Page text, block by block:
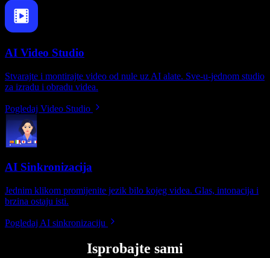
AI Video Studio
Stvarajte i montirajte video od nule uz AI alate. Sve-u-jednom studio
za izradu i obradu videa.
Pogledaj Video Studio
AI Sinkronizacija
Jednim klikom promijenite jezik bilo kojeg videa. Glas, intonacija i
brzina ostaju isti.
Pogledaj AI sinkronizaciju
Isprobajte sami